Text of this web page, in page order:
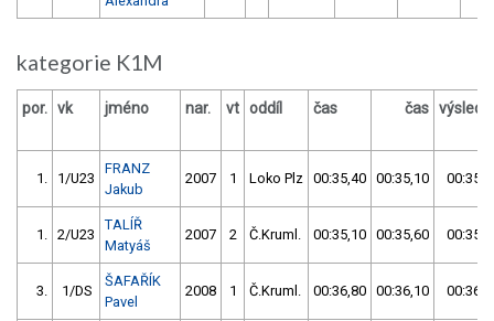
kategorie K1M
por. vk jméno nar. vt oddíl čas čas
1. 1/U23
FRANZ
Jakub
2007 1 Loko Plz 00:35,40 00:35,10
1. 2/U23
TALÍŘ
Matyáš
2007 2 Č.Kruml. 00:35,10 00:35,60
3. 1/DS
ŠAFAŘÍK
Pavel
2008 1 Č.Kruml. 00:36,80 00:36,10